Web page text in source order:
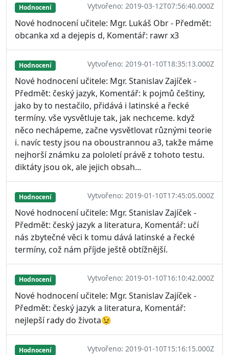
Hodnocení Vytvořeno: 2019-03-12T07:56:40.000Z
Nové hodnocení učitele: Mgr. Lukáš Obr - Předmět:
obcanka xd a dejepis d, Komentář: rawr x3
Hodnocení Vytvořeno: 2019-01-10T18:35:13.000Z
Nové hodnocení učitele: Mgr. Stanislav Zajíček -
Předmět: český jazyk, Komentář: k pojmů češtiny,
jako by to nestačilo, přidává i latinské a řecké
termíny. vše vysvětluje tak, jak nechceme. když
něco nechápeme, začne vysvětlovat různými teorie
i. navíc testy jsou na oboustrannou a3, takže máme
nejhorší známku za pololetí právě z tohoto testu.
diktáty jsou ok, ale jejich obsah...
Hodnocení Vytvořeno: 2019-01-10T17:45:05.000Z
Nové hodnocení učitele: Mgr. Stanislav Zajíček -
Předmět: český jazyk a literatura, Komentář: učí
nás zbytečné věci k tomu dává latinské a řecké
termíny, což nám příjde ještě obtížnější.
Hodnocení Vytvořeno: 2019-01-10T16:10:42.000Z
Nové hodnocení učitele: Mgr. Stanislav Zajíček -
Předmět: český jazyk a literatura, Komentář:
nejlepší rady do života😉
Hodnocení Vytvořeno: 2019-01-10T15:16:15.000Z